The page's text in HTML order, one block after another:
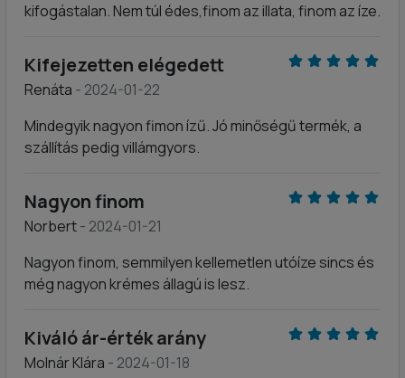
kifogástalan. Nem túl édes,finom az illata, finom az íze.
Kifejezetten elégedett
Renáta - 2024-01-22
Mindegyik nagyon fimon ízű. Jó minőségű termék, a
szállítás pedig villámgyors.
Nagyon finom
Norbert- 2024-01-21
Nagyon finom, semmilyen kellemetlen utóíze sincs és
még nagyon krémes állagú is lesz.
Kiváló ár-érték arány
Molnár Klára - 2024-01-18